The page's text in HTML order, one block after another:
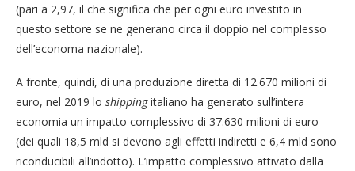
(pari a 2,97, il che significa che per ogni euro investito in
questo settore se ne generano circa il doppio nel complesso
dell’economa nazionale).
A fronte, quindi, di una produzione diretta di 12.670 milioni di
euro, nel 2019 lo shippingitaliano ha generato sull’intera
economia un impatto complessivo di 37.630 milioni di euro
(dei quali 18,5 mld si devono agli effetti indiretti e 6,4 mld sono
riconducibili all’indotto). L’impatto complessivo attivato dalla